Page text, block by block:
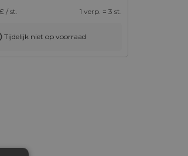
/ st. 1 verp. = 3 st.
Tijdelijk niet op voorraad